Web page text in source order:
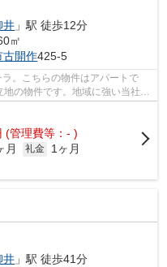
井 」駅 徒歩12分
㎡
古開作425-5
。こちらの物件はアパートで
の物件です。地域に強い当社だ
(管理費等：- )
月 礼金 1ヶ月
井 」駅 徒歩41分